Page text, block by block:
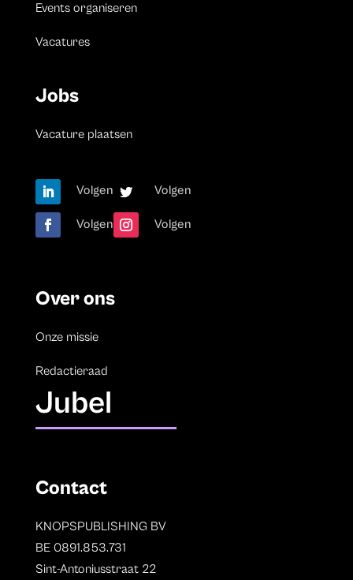
Events organiseren
Vacatures
Jobs
Vacature plaatsen
Volgen Volgen
Volgen Volgen
Over ons
Onze missie
Redactieraad
Jubel
Contact
KNOPSPUBLISHING BV
BE 0891.853.731
Sint-Antoniusstraat 22